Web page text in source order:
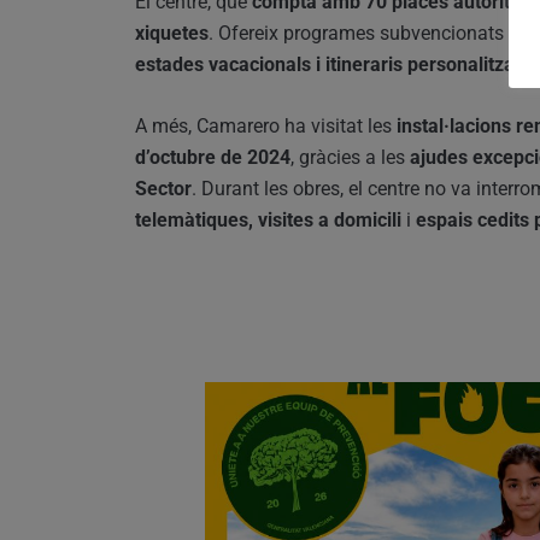
xiquetes. Ofereix programes subvencionats
estades vacacionals i itineraris personalitzats
A més, Camarero ha visitat les instal·lacions
d’octubre de 2024, gràcies a les ajudes
Sector. Durant les obres, el centre no va
telemàtiques, visites a domicili i espais cedits